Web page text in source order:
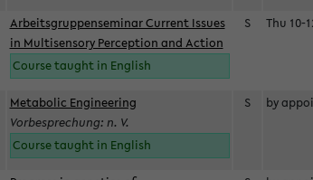
Arbeitsgruppenseminar Current Issues
in Multisensory Perception and Action
Course taught in English
S Thu 10-
Metabolic Engineering
Vorbesprechung: n. V.
Course taught in English
S by